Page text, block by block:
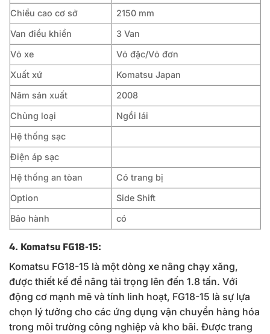
Chiều cao cơ sở
2150 mm
Van điều khiển
3 Van
Vỏ xe
Vỏ đặc/Vỏ đơn
Xuất xứ
Komatsu Japan
Năm sản xuất
2008
Chủng loại
Ngồi lái
Hệ thống sạc
Điện áp sạc
Hệ thống an tòan
Có trang bị
Option
Side Shift
Bảo hành
có
4. Komatsu FG18-15:
Komatsu FG18-15 là một dòng xe nâng chạy xăng,
được thiết kế để nâng tải trọng lên đến 1.8 tấn. Với
động cơ mạnh mẽ và tính linh hoạt, FG18-15 là sự lựa
chọn lý tưởng cho các ứng dụng vận chuyển hàng hóa
trong môi trường công nghiệp và kho bãi. Được trang